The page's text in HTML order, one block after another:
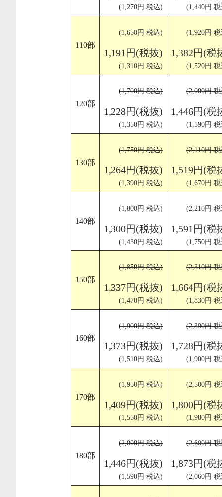
(1,270円 税込) (1,440円
110部
(1,650円 税込)
1,191円(税抜)
(1,310円 税込)
(1,920円
1,382円(税
(1,520円
120部
(1,700円 税込)
1,228円(税抜)
(1,350円 税込)
(2,000円
1,446円(税
(1,590円
130部
(1,750円 税込)
1,264円(税抜)
(1,390円 税込)
(2,110円
1,519円(税
(1,670円
140部
(1,800円 税込)
1,300円(税抜)
(1,430円 税込)
(2,210円
1,591円(税
(1,750円
150部
(1,850円 税込)
1,337円(税抜)
(1,470円 税込)
(2,310円
1,664円(税
(1,830円
160部
(1,900円 税込)
1,373円(税抜)
(1,510円 税込)
(2,390円
1,728円(税
(1,900円
170部
(1,950円 税込)
1,409円(税抜)
(1,550円 税込)
(2,500円
1,800円(税
(1,980円
180部
(2,000円 税込)
1,446円(税抜)
(1,590円 税込)
(2,600円
1,873円(税
(2,060円